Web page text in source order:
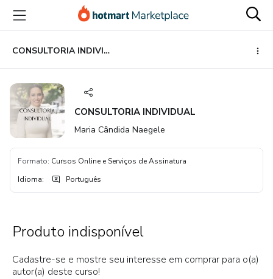
para
conteúdo
principal
para
pagamento
para
rodapé
CONSULTORIA INDIVIDUAL
CONSULTORIA INDIVIDUAL
Maria Cândida Naegele
Formato: Cursos Online e Serviços de Assinatura
Idioma: Português
Produto indisponível
Cadastre-se e mostre seu interesse em comprar para o(a)
autor(a) deste curso!